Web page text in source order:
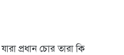
প্রধান চোর তারা কি